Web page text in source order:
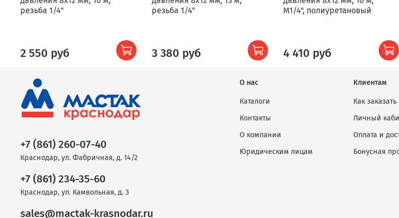
резьба 1/4"
2 550 руб
резьба 1/4"
3 380 руб
М1/4", полиуретановый
4 410 руб
О нас
Каталоги
Контакты
О компании
Юридическим лицам
Клиентам
Как заказать
Личный
Оплата и
Бонусная
+7 (861) 260-07-40
Краснодар, ул. Фабричная, д. 14/2
+7 (861) 234-35-60
Краснодар, ул. Камвольная, д. 3
sales@mactak-krasnodar.ru